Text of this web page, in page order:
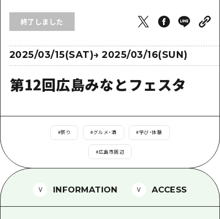
ナイトライフ
世界遺産
学び・体験
歴史・文化
自然
宮島周辺
山口県東部
日帰り
半日
1泊2日
宮島周辺
山口県東部
愛媛県
島根県
アクセス
二次交通まとめ
施設の混雑状況のお知らせ
手荷物預かり・配送サービス
HIROSHIMA FREE Wi-Fi
観光案内所
広島県を訪れる外国人旅行者向け情報一
ボランティアガイド
ユニバーサルツーリズム
お問い合わせ
事業者・学校関係者の皆さま
終了しました
2025/03/15(SAT)→2025/03/16(SUN)
第12回広島みなとフェスタ
#祭り #グルメ・酒 #学び・体験
#広島市周辺
INFORMATION ACCESS